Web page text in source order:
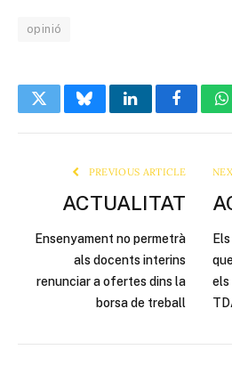
opinió
TwitterBlueskyLinkedIn
PREVIOUS ARTICLE
ACTUALITAT
Ensenyament no permetrà
als docents interins
renunciar a ofertes dins la
borsa de treball
els